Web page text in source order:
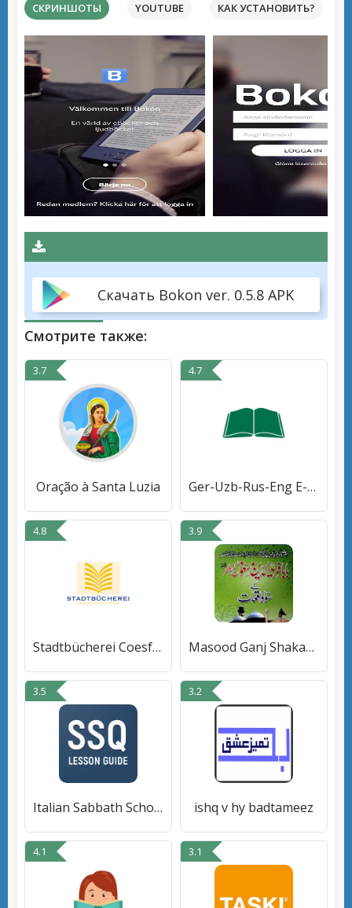
СКРИНШОТЫ YOUTUBE КАК УСТАНОВИТЬ?
Скачать Bokon ver. 0.5.8 APK
Смотрите также:
3.7
Oração à Santa Luzia
4.7
Ger-Uzb-Rus-Eng E-Dictionary o
4.8
Stadtbücherei Coesfeld
3.9
Masood Ganj Shakar Ke Waqiat
3.5
Italian Sabbath School Lesson
3.2
ishq v hy badtameez
4.1 3.1